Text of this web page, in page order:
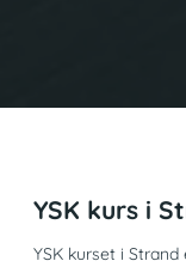
YSK kurs i
YSK kurset i